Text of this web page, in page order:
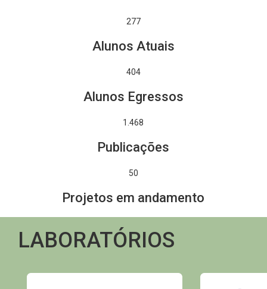
277
Alunos Atuais
404
Alunos Egressos
1.671
Publicações
50
Projetos em andamento
LABORATÓRIOS